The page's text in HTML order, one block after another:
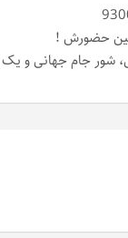
حضورش !
شور جام جهانی و یک